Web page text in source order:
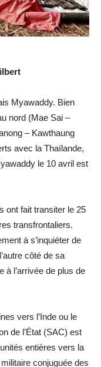
Myawaddy. Bien
nord (Mae Sai –
– Kawthaung
avec la Thaïlande,
le 10 avril est
ont fait transiter le 25
transfrontaliers.
à s’inquiéter de
côté de sa
à l’arrivée de plus de
vers l’Inde ou le
de l’État (SAC) est
entières vers la
conjuguée des